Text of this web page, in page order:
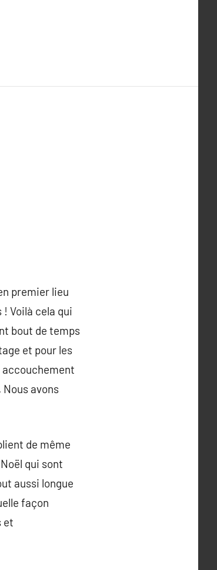
premier lieu
! Voilà cela qui
bout de temps
et pour les
accouchement
avons
de même
qui sont
aussi longue
façon
et